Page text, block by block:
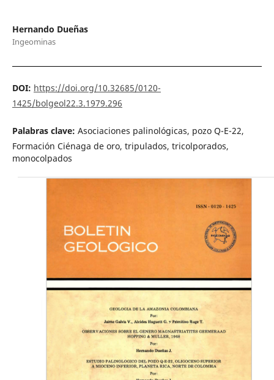
Hernando Dueñas
Ingeominas
DOI: https://doi.org/10.32685/0120-
1425/bolgeol22.3.1979.296
Palabras clave: Asociaciones palinológicas, pozo Q-E-22,
Formación Ciénaga de oro, tripulados, tricolporados,
monocolpados